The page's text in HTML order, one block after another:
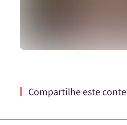
Compartilhe este